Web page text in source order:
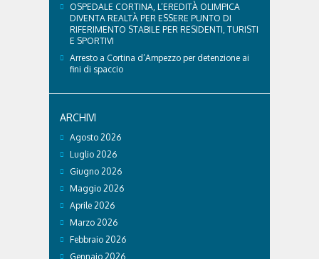
OSPEDALE CORTINA, L’EREDITÀ OLIMPICA
DIVENTA REALTÀ PER ESSERE PUNTO DI
RIFERIMENTO STABILE PER RESIDENTI, TURISTI
E SPORTIVI
Arresto a Cortina d’Ampezzo per detenzione ai
fini di spaccio
ARCHIVI
Agosto 2026
Luglio 2026
Giugno 2026
Maggio 2026
Aprile 2026
Marzo 2026
Febbraio 2026
Gennaio 2026